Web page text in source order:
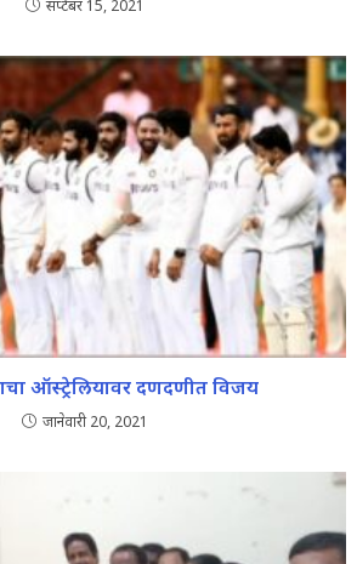
सप्टेंबर 15, 2021
ऑस्ट्रेलियावर दणदणीत विजय
जानेवारी 20, 2021